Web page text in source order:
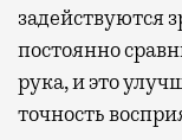
задействуются
постоянно
рука, и это
точность